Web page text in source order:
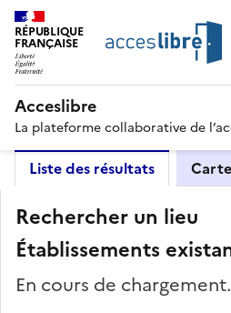
RÉPUBLIQUE
FRANÇAISE
Acceslibre
La plateforme collaborative de
Liste des résultats Carte
Rechercher un lieu
Établissements
En cours de